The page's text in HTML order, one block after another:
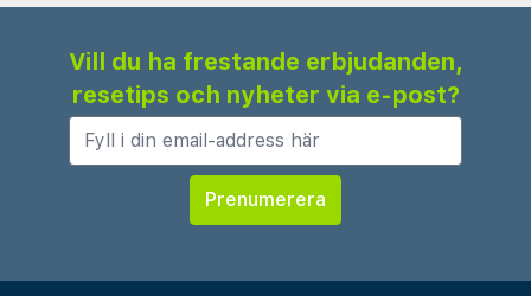
Vill du ha frestande erbjudanden,
resetips och nyheter via e-post?